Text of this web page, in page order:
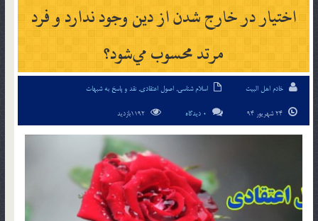
اختيار در خارج شدن از دين وجود ندارد و فرد
مرتد محسوب مي‌شود؟
خادم اهل البیت اسلام شناسی, اصول اعتقادی, نقد و پاسخ به شبهات
0 دیدگاه